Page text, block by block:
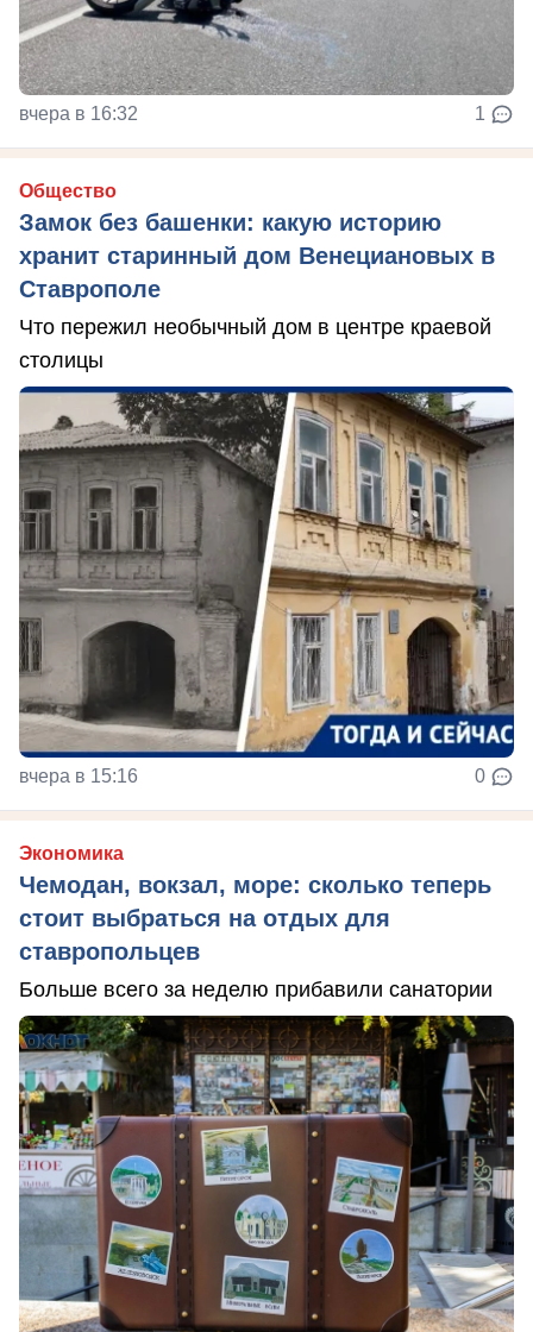
вчера в 16:32 1
Общество
Замок без башенки: какую историю
хранит старинный дом Венециановых в
Ставрополе
Что пережил необычный дом в центре краевой
столицы
вчера в 15:16 0
Экономика
Чемодан, вокзал, море: сколько теперь
стоит выбраться на отдых для
ставропольцев
Больше всего за неделю прибавили санатории